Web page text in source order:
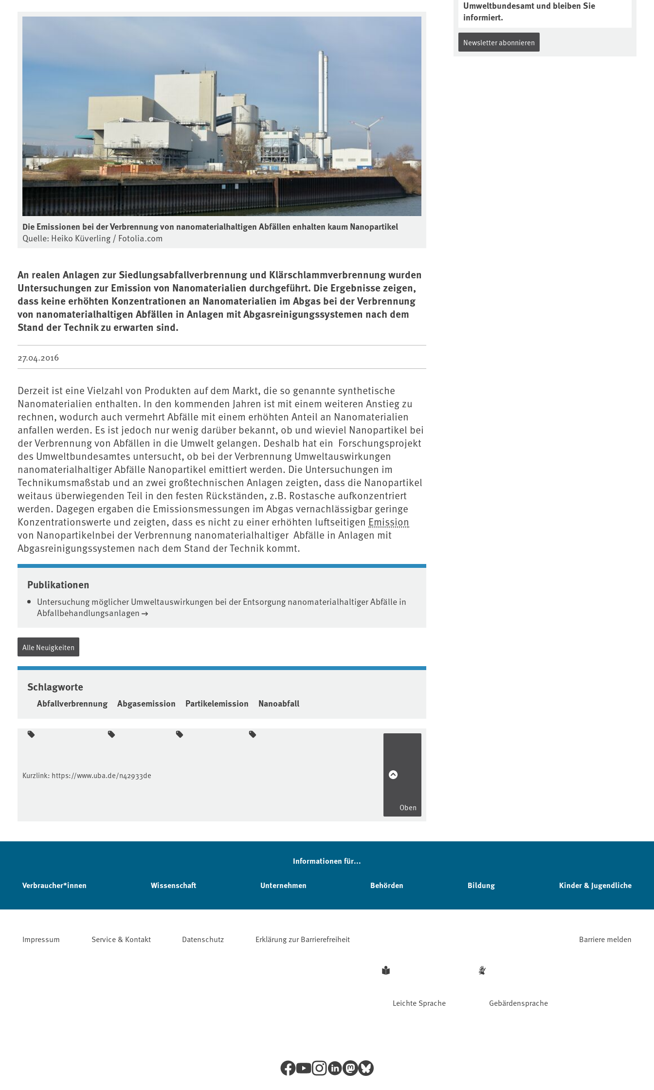
Die Emissionen bei der Verbrennung von nanomaterialhaltigen Abfällen enhalten kaum Nanopartikel
Quelle: Heiko Küverling / Fotolia.com
An realen Anlagen zur Siedlungsabfallverbrennung und Klärschlammverbrennung wurden
Untersuchungen zur Emission von Nanomaterialien durchgeführt. Die Ergebnisse zeigen,
dass keine erhöhten Konzentrationen an Nanomaterialien im Abgas bei der Verbrennung
von nanomaterialhaltigen Abfällen in Anlagen mit Abgasreinigungssystemen nach dem
Stand der Technik zu erwarten sind.
27.04.2016
Derzeit ist eine Vielzahl von Produkten auf dem Markt, die so genannte synthetische
Nanomaterialien enthalten. In den kommenden Jahren ist mit einem weiteren Anstieg zu
rechnen, wodurch auch vermehrt Abfälle mit einem erhöhten Anteil an Nanomaterialien
anfallen werden. Es ist jedoch nur wenig darüber bekannt, ob und wieviel Nanopartikel bei
der Verbrennung von Abfällen in die Umwelt gelangen. Deshalb hat ein Forschungsprojekt
des Umweltbundesamtes untersucht, ob bei der Verbrennung Umweltauswirkungen
nanomaterialhaltiger Abfälle Nanopartikel emittiert werden. Die Untersuchungen im
Technikumsmaßstab und an zwei großtechnischen Anlagen zeigten, dass die Nanopartikel
weitaus überwiegenden Teil in den festen Rückständen, z.B. Rostasche aufkonzentriert
werden. Dagegen ergaben die Emissionsmessungen im Abgas vernachlässigbar geringe
Konzentrationswerte und zeigten, dass es nicht zu einer erhöhten luftseitigen Emission
von Nanopartikelnbei der Verbrennung nanomaterialhaltiger Abfälle in Anlagen mit
Abgasreinigungssystemen nach dem Stand der Technik kommt.
Associated content
Publikationen
Untersuchung möglicher Umweltauswirkungen bei der Entsorgung nanomaterialhaltiger Abfälle in
Abfallbehandlungsanlagen
Alle Neuigkeiten
Schlagworte
Abfallverbrennung Abgasemission Partikelemission Nanoabfall
Umweltbundesamt und bleiben Sie
informiert.
Newsletter abonnieren
Kurzlink: https://www.uba.de/n42933de
Oben
Informationen für...
Verbraucher*innen Wissenschaft Unternehmen Behörden Bildung Kinder & Jugendliche
Impressum Service & Kontakt Datenschutz Erklärung zur Barrierefreiheit
Leichte Sprache Gebärdensprache
Barriere melden